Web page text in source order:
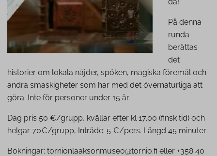
På denna
runda
berättas
det
historier om lokala nåjder, spöken, magiska föremål och
andra smaskigheter som har med det övernaturliga att
göra. Inte för personer under 15 år.
Dag pris 50 €/grupp, kvällar efter kl 17.00 (finsk tid) och
helgar 70€/grupp, Inträde: 5 €/pers. Längd 45 minuter.
Bokningar: tornionlaaksonmuseo@tornio.fi eller +358 40